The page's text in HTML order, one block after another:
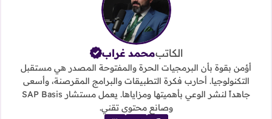
الكاتبمحمد غراب
أؤمن بقوة بأن البرمجيات الحرة والمفتوحة المصدر هي مستقبل
التكنولوجيا. أحارب فكرة التطبيقات والبرامج المقرصنة، وأسعى
جاهداً لنشر الوعي بأهميتها ومزاياها. يعمل مستشار SAP Basis
وصانع محتوى تقني.